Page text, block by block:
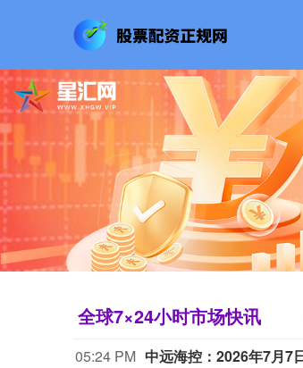
全球7×24小时市场快讯
05:24 PM 中远海控：2026年7月7